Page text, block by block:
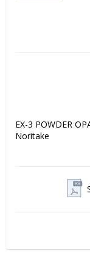
EX-3 POWDER
Noritake